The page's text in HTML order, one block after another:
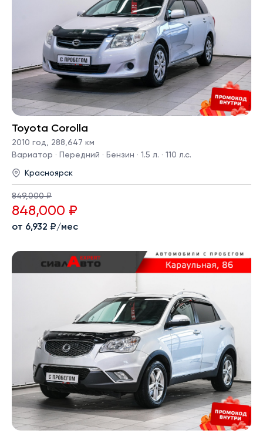
Toyota Corolla
2010 год
288,647 км
Вариатор · Передний · Бензин · 1.5 л. · 110 л.с.
Красноярск
849,000 ₽
848,000 ₽
от 6,932 ₽/мес